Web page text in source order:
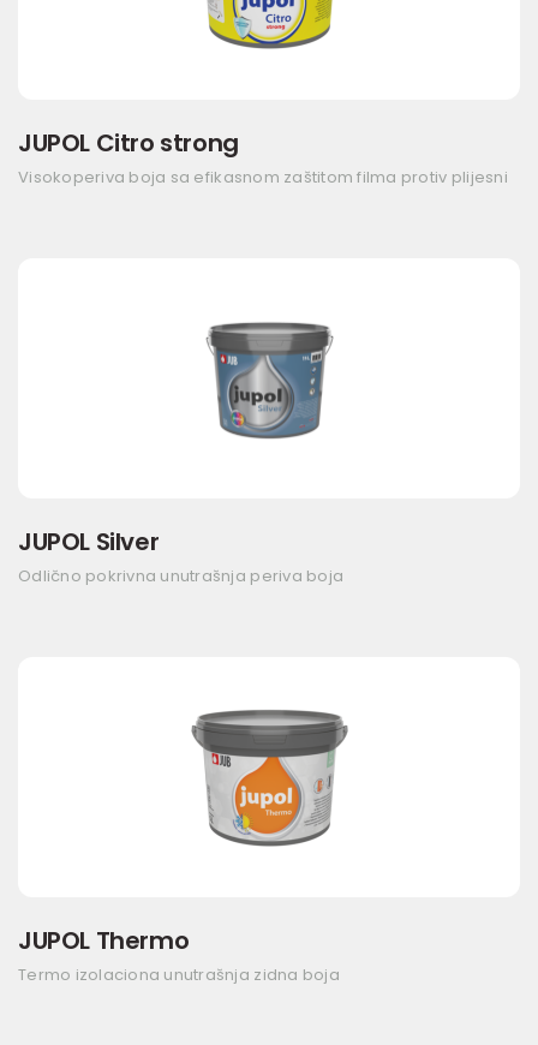
JUPOL Citro strong
Visokoperiva boja sa efikasnom zaštitom filma protiv plijesni
JUPOL Silver
Odlično pokrivna unutrašnja periva boja
JUPOL Thermo
Termo izolaciona unutrašnja zidna boja